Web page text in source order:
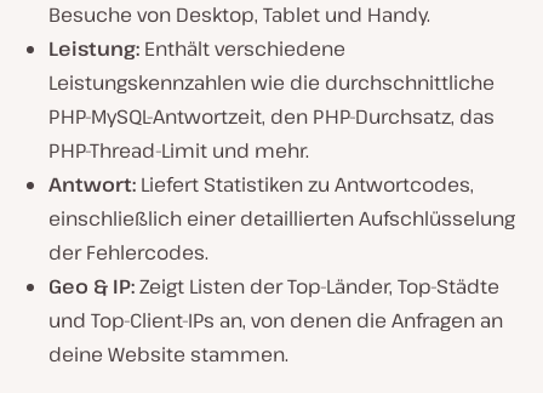
Besuche von Desktop, Tablet und Handy.
Leistung: Enthält verschiedene
Leistungskennzahlen wie die durchschnittliche
PHP-MySQL-Antwortzeit, den PHP-Durchsatz, das
PHP-Thread-Limit und mehr.
Antwort: Liefert Statistiken zu Antwortcodes,
einschließlich einer detaillierten Aufschlüsselung
der Fehlercodes.
Geo & IP:Zeigt Listen der Top-Länder, Top-Städte
und Top-Client-IPs an, von denen die Anfragen an
deine Website stammen.